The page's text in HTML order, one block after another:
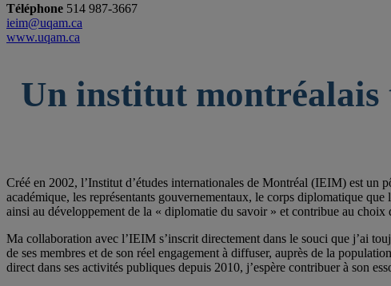
Téléphone 514 987-3667
ieim@uqam.ca
www.uqam.ca
Un institut montréalais
Créé en 2002, l’Institut d’études internationales de Montréal (IEIM) est un
académique, les représentants gouvernementaux, le corps diplomatique
ainsi au développement de la « diplomatie du savoir » et contribue au
Ma collaboration avec l’IEIM s’inscrit directement dans le souci que j’ai
de ses membres et de son réel engagement à diffuser, auprès de la
direct dans ses activités publiques depuis 2010, j’espère contribuer à son